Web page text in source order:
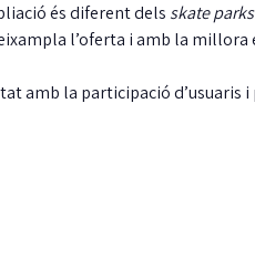
és diferent dels skate parks
l’oferta i amb la millora
amb la participació d’usuaris